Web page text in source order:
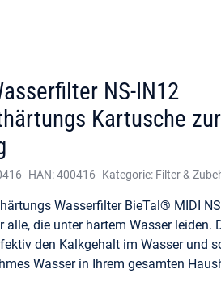
NS-IN12
Kartusche
HAN:400416 Kategorie: Filter &
Wasserfilter BieTal® MIDI
alle, die unter hartem Wasser leiden.
den Kalkgehalt im Wasser und
Wasser in Ihrem gesamten